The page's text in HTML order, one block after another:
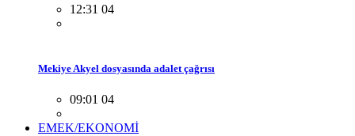
12:31 04
Mekiye Akyel dosyasında adalet çağrısı
09:01 04
EMEK/EKONOMİ